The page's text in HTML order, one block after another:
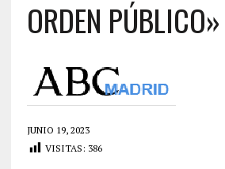
ORDEN PÚBLICO»
JUNIO 19, 2023
VISITAS: 386